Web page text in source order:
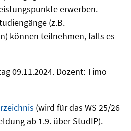
erwerben.
(z.B.
können teilnehmen, falls es
09.11.2024. Dozent: Timo
(wird für das WS 25/26
ab 1.9. über StudIP).